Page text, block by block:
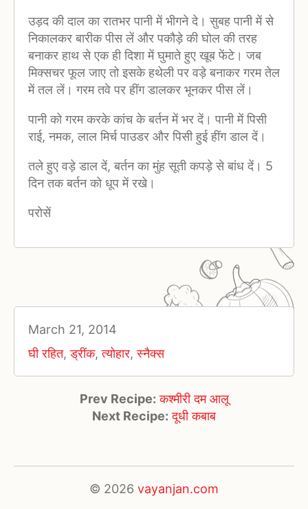
उड़द की दाल का रातभर पानी में भीगने दे। सुबह पानी में से
निकालकर बारीक पीस लें और पकौड़े की घोल की तरह
बनाकर हाथ से एक ही दिशा में घुमाते हुए खूब फेंटे। जब
मिक्सचर फूल जाए तो इसके हथेली पर वड़े बनाकर गरम तेल
में तल लें। गरम तवे पर हींग डालकर भूनकर पीस लें।
पानी को गरम करके कांच के बर्तन में भर दें। पानी में पिसी
राई, नमक, लाल मिर्च पाउडर और पिसी हुई हींग डाल दें।
तले हुए वड़े डाल दें, बर्तन का मुंह सूती कपड़े से बांध दें। 5
दिन तक बर्तन को धूप में रखे।
परोसें
March 21, 2014
घी रहित,ड्रींक,त्योहार,स्नैक्स
Prev Recipe: कश्मीरी दम आलू
Next Recipe: दूधी कबाब
© 2026 vayanjan.com